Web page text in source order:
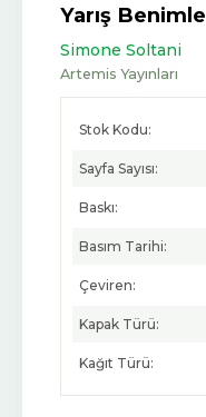
Yarış Benimle
Simone Soltani
Artemis Yayınları
Stok Kodu:
Sayfa Sayısı:
Baskı:
Basım Tarihi:
Çeviren:
Kapak Türü:
Kağıt Türü: